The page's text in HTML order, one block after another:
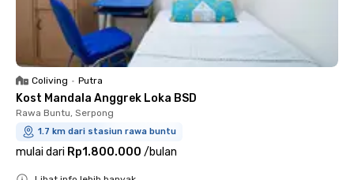
Coliving • Putra
Kost Mandala Anggrek Loka BSD
Rawa Buntu, Serpong
1.7 km dari stasiun rawa buntu
mulai dari Rp1.800.000 /bulan